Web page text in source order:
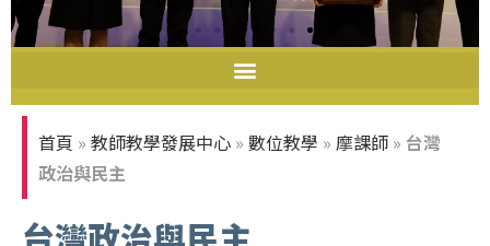
108-110年度教學實踐研究
績優計畫
首頁 » 教師教學發展中心 » 數位教學 » 摩課師 » 台灣
政治與民主